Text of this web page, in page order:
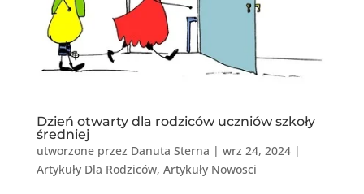
Dzień otwarty dla rodziców uczniów szkoły
średniej
utworzone przez Danuta Sterna | wrz 24, 2024|
Artykuły Dla Rodziców, Artykuły Nowosci